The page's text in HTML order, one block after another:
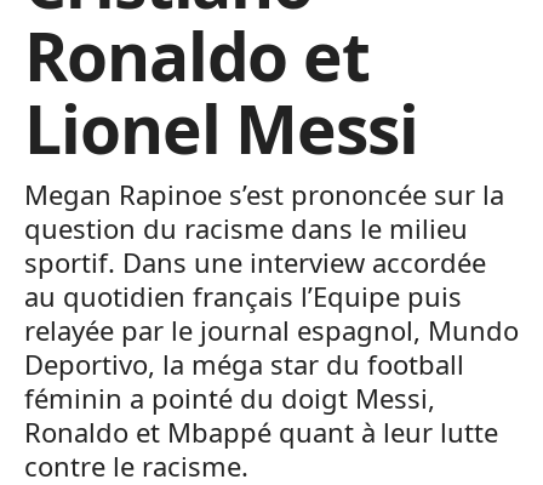
Ronaldo et
Lionel Messi
Megan Rapinoe s’est prononcée sur la
question du racisme dans le milieu
sportif. Dans une interview accordée
au quotidien français l’Equipe puis
relayée par le journal espagnol, Mundo
Deportivo, la méga star du football
féminin a pointé du doigt Messi,
Ronaldo et Mbappé quant à leur lutte
contre le racisme.